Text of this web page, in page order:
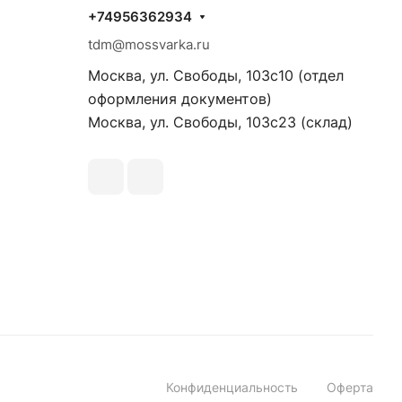
+74956362934
tdm@mossvarka.ru
Москва, ул. Свободы, 103с10 (отдел
оформления документов)
Москва, ул. Свободы, 103с23 (склад)
Конфиденциальность Оферта